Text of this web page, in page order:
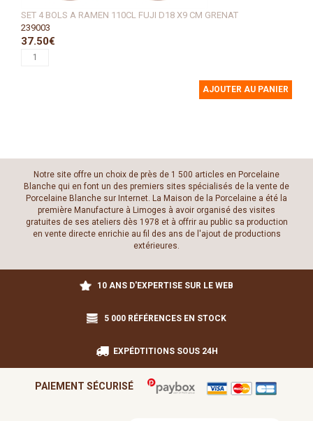
SET 4 BOLS A RAMEN 110CL FUJI D18 X9 CM GRENAT
239003
37.50€
AJOUTER AU PANIER
Notre site offre un choix de près de 1 500 articles en Porcelaine
Blanche qui en font un des premiers sites spécialisés de la vente de
Porcelaine Blanche sur Internet. La Maison de la Porcelaine a été la
première Manufacture à Limoges à avoir organisé des visites
gratuites de ses ateliers dès 1978 et à offrir au public sa production
en vente directe enrichie au fil des ans de l'ajout de productions
extérieures.
10 ANS D'EXPERTISE SUR LE WEB
5 000 RÉFÉRENCES EN STOCK
EXPÉDTITIONS SOUS 24H
PAIEMENT SÉCURISÉ